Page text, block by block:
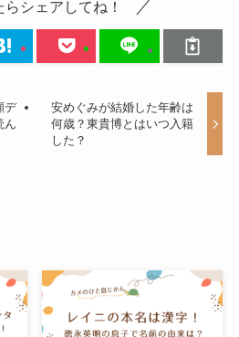
らシェアしてね！
デ
ん
安めぐみが結婚した年齢は
何歳？東貴博とはいつ入籍
した？